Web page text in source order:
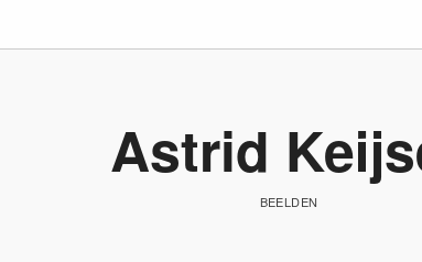
Astrid
BEELDEN